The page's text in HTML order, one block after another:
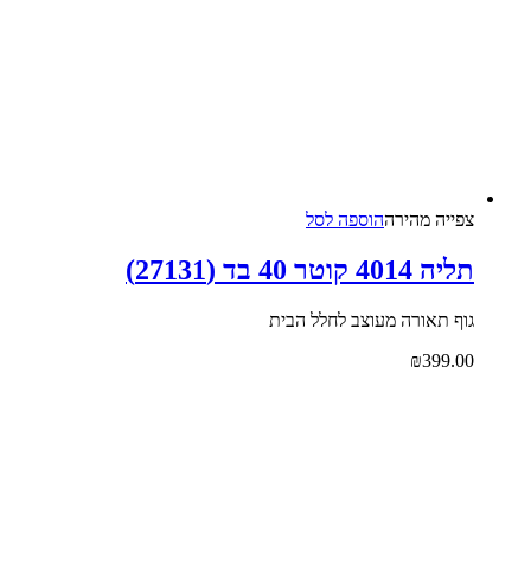
צפייה‬ ‫מהירה‬הוספה לסל
תליה 4014 קוטר 40 בד (27131)
גוף תאורה מעוצב לחלל הבית
₪399.00